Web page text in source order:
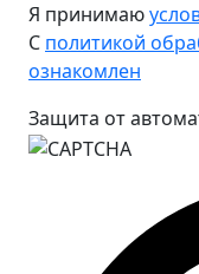
Я принимаю
С политикой
ознакомлен
Защита от